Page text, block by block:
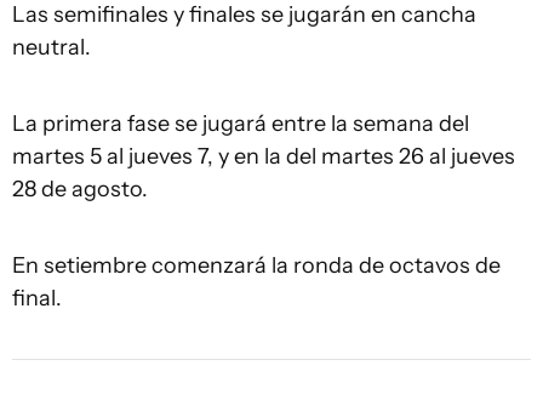
Las semifinales y finales se jugarán en cancha
neutral.
La primera fase se jugará entre la semana del
martes 5 al jueves 7, y en la del martes 26 al jueves
28 de agosto.
En setiembre comenzará la ronda de octavos de
final.